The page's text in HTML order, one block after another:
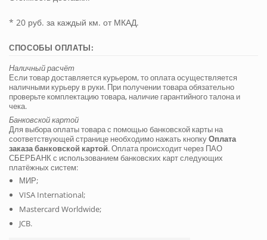
* 20 руб. за каждый км. от МКАД.
СПОСОБЫ ОПЛАТЫ:
Наличный расчёт
Если товар доставляется курьером, то оплата осуществляется
наличными курьеру в руки. При получении товара обязательно
проверьте комплектацию товара, наличие гарантийного талона и
чека.
Банковской картой
Для выбора оплаты товара с помощью банковской карты на
соответствующей странице необходимо нажать кнопкуОплата
заказа банковской картой. Оплата происходит через ПАО
СБЕРБАНК с использованием банковских карт следующих
платёжных систем:
МИР;
VISA International;
Mastercard Worldwide;
JCB.